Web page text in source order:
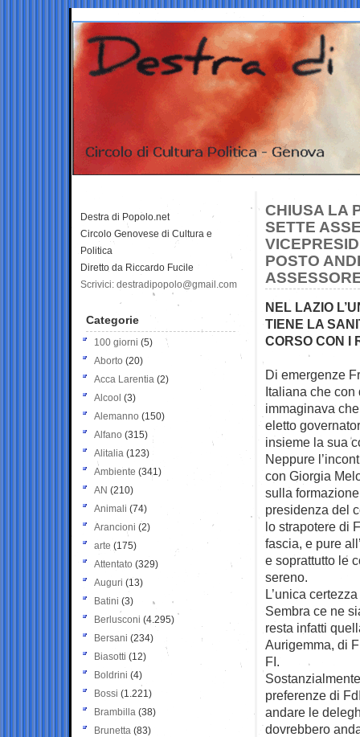
CHIUSA LA
SETTE
POSTO
NEL LAZIO
TIENE LA
CORSO CON I
Di emergenze
Italiana che
immaginava
eletto
insieme la sua
Neppure
con Giorgia
sulla
presidenza del
lo strapotere di
fascia, e pure
e soprattutto le
sereno.
L’unica
Sembra ce ne
resta infatti
Aurigemma, di
FI.
preferenze di
andare le
dovrebbero
Destra di Popolo.net
Circolo Genovese di Cultura e
Politica
Diretto da Riccardo Fucile
Scrivici: destradipopolo@gmail.com
Categorie
100 giorni (5)
Aborto (20)
Acca Larentia (2)
Alcool (3)
Alemanno (150)
Alfano (315)
Alitalia (123)
Ambiente (341)
AN (210)
Animali (74)
Arancioni (2)
arte (175)
Attentato (329)
Auguri (13)
Batini (3)
Berlusconi (4.295)
Bersani (234)
Biasotti (12)
Boldrini (4)
Bossi (1.221)
Brambilla (38)
Brunetta (83)